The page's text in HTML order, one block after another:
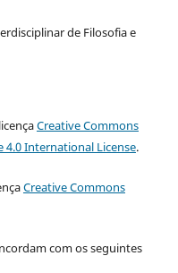
de Filosofia e
Creative Commons
International License.
Creative Commons
com os seguintes